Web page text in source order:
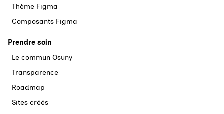
Thème Figma
Composants Figma
Prendre soin
Le commun Osuny
Transparence
Roadmap
Sites créés